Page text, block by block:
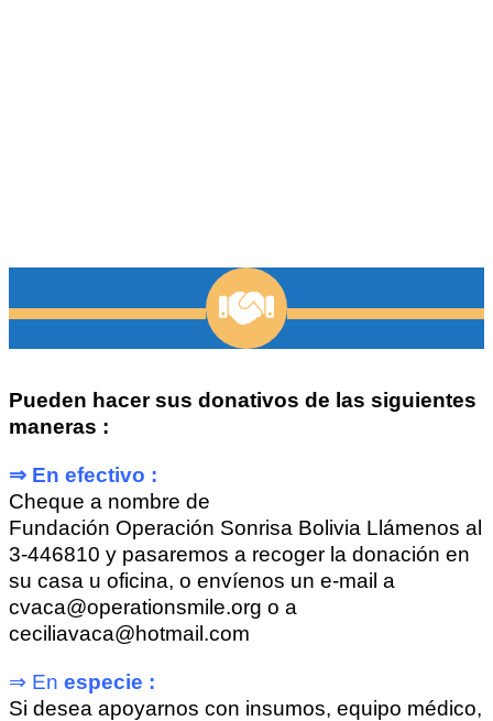
Pueden hacer sus donativos de las siguientes
maneras :
⇒ En efectivo :
Cheque a nombre de
Fundación Operación Sonrisa Bolivia Llámenos al
3-446810 y pasaremos a recoger la donación en
su casa u oficina, o envíenos un e-mail a
cvaca@operationsmile.org o a
ceciliavaca@hotmail.com
⇒ En especie :
Si desea apoyarnos con insumos, equipo médico,